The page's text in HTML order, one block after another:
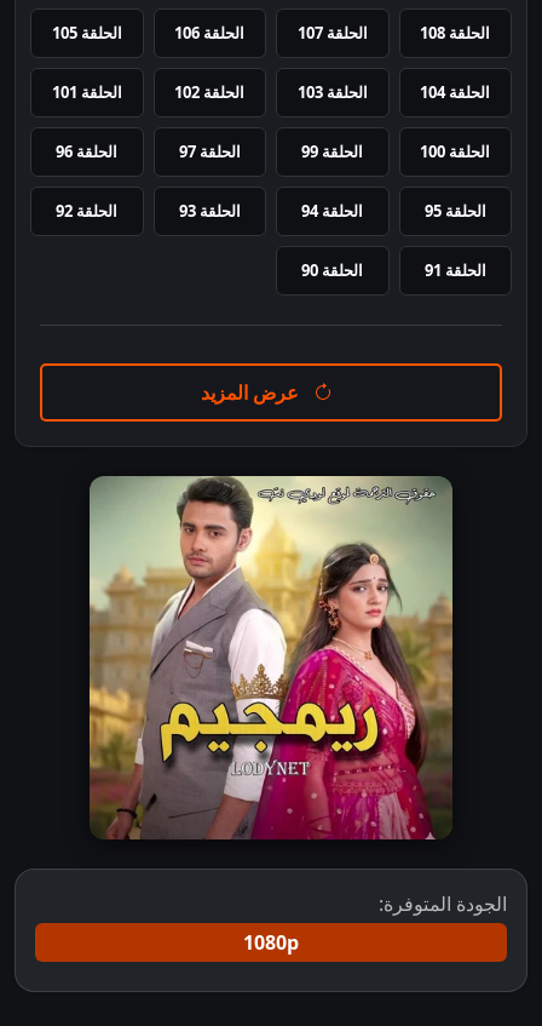
الحلقة 108 الحلقة 107 الحلقة 106 الحلقة 105
الحلقة 104 الحلقة 103 الحلقة 102 الحلقة 101
الحلقة 100 الحلقة 99 الحلقة 97 الحلقة 96
الحلقة 95 الحلقة 94 الحلقة 93 الحلقة 92
الحلقة 91 الحلقة 90
عرض المزيد
الجودة المتوفرة:
1080p